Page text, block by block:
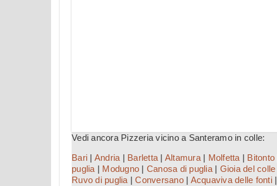
Vedi ancora Pizzeria vicino a Santeramo in colle:
Bari | Andria | Barletta | Altamura| Molfetta | Bitonto
puglia | Modugno | Canosa di puglia| Gioia del colle
Ruvo di puglia |Conversano| Acquaviva delle fonti|